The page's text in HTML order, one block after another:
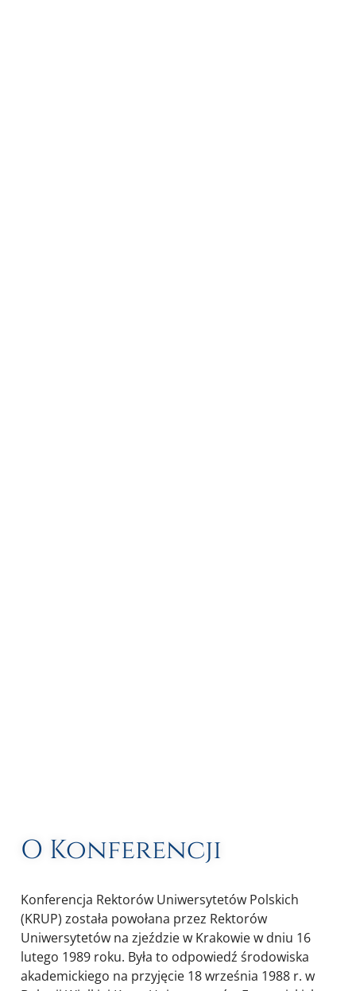
O Konferencji
Konferencja Rektorów Uniwersytetów Polskich
(KRUP) została powołana przez Rektorów
Uniwersytetów na zjeździe w Krakowie w dniu 16
lutego 1989 roku. Była to odpowiedź środowiska
akademickiego na przyjęcie 18 września 1988 r. w